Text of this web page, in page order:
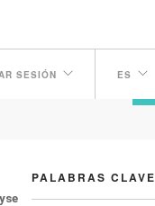
SESIÓN ES
PALABRAS CLAVE